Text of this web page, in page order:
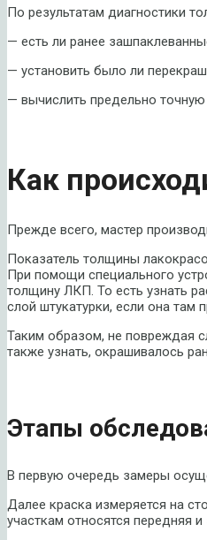
По результатам диагностики
— есть ли ранее
— установить было ли
— вычислить предельно
Как
Прежде всего, мастер
Показатель толщины
При помощи специального
толщину ЛКП. То есть узнать
слой штукатурки, если она там
Таким образом, не повреждая
также узнать, окрашивалось
Этапы
В первую очередь замеры
Далее краска измеряется на
участкам относятся передняя